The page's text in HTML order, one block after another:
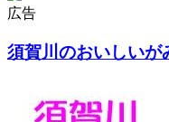
広告
須賀川のおいしいが